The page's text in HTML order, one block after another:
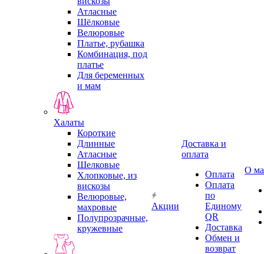
Атласные
Шёлковые
Велюровые
Платье, рубашка
Комбинация, под
платье
Для беременных
и мам
Халаты
Короткие
Длинные
Атласные
Шелковые
Хлопковые, из
вискозы
Велюровые,
махровые
Полупрозрачные,
кружевные
Акции
Доставка и
оплата
Оплата
Оплата
по
Единому
QR
Доставка
Обмен и
возврат
О